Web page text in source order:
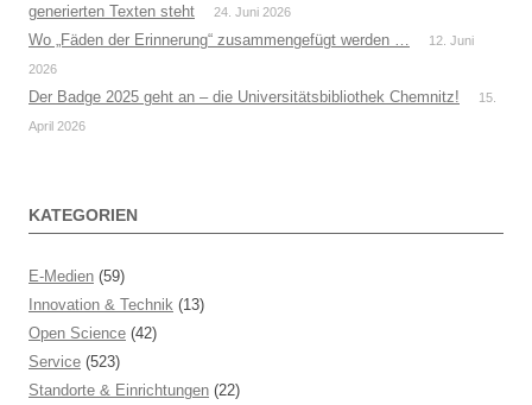
generierten Texten steht
24. Juni 2026
Wo „Fäden der Erinnerung“ zusammengefügt werden …
12. Juni
2026
Der Badge 2025 geht an – die Universitätsbibliothek Chemnitz!
15.
April 2026
KATEGORIEN
E-Medien (59)
Innovation & Technik (13)
Open Science (42)
Service (523)
Standorte & Einrichtungen (22)